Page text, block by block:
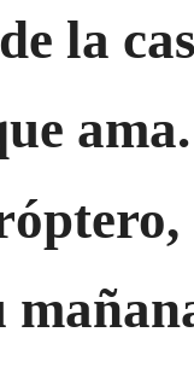
la
ama.